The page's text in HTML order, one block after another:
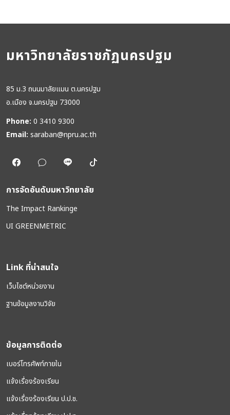
มหาวิทยาลัยราชภัฏนครปฐม
85 ม.3 ถนนมาลัยแมน ต.นครปฐม
อ.เมือง จ.นครปฐม 73000
Phone: 0 3410 9300
Email: saraban@npru.ac.th
การจัดอันดับมหาวิทยาลัย
The Impact Rankinge
UI GREENMETRIC
Link ที่น่าสนใจ
เว็บไซต์หน่วยงาน
ฐานข้อมูลงานวิจัย
ข้อมูลการติดต่อ
เบอร์โทรศัพท์ภายใน
แจ้งเรื่องร้องเรียน
แจ้งเรื่องร้องเรียน ป.ป.ช.